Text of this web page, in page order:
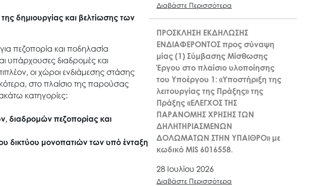
δημιουργίας και βελτίωσης των
πεζοπορία και ποδηλασία
υπάρχουσες διαδρομές και
οι χώροι ενδιάμεσης στάσης
στο πλαίσιο της παρούσας
κατηγορίες:
διαδρομών πεζοπορίας και
δικτύου μονοπατιών των υπό ένταξη
Διαβάστε Περισσότερα
ΠΡΟΣΚΛΗΣΗ ΕΚΔΗΛΩΣΗΣ
ΕΝΔΙΑΦΕΡΟΝΤΟΣ προς σύναψη
μίας (1) Σύμβασης Μίσθωσης
Έργου στο πλαίσιο υλοποίησης
του Υποέργου 1: «Υποστήριξη της
λειτουργίας της Πράξης» της
Πράξης «ΕΛΕΓΧΟΣ ΤΗΣ
ΠΑΡΑΝΟΜΗΣ ΧΡΗΣΗΣ ΤΩΝ
ΔΗΛΗΤΗΡΙΑΣΜΕΝΩΝ
ΔΟΛΩΜΑΤΩΝ ΣΤΗΝ ΥΠΑΙΘΡΟ» με
κωδικό MIS 6016558.
28 Ιουλίου 2026
Διαβάστε Περισσότερα